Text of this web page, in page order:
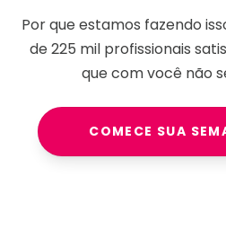
Por que estamos fazendo
de225 milprofissionais
que com você não
COMECE SUA